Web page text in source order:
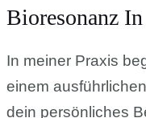
Bioresonanz
In meiner Praxis
einem
dein persönliches